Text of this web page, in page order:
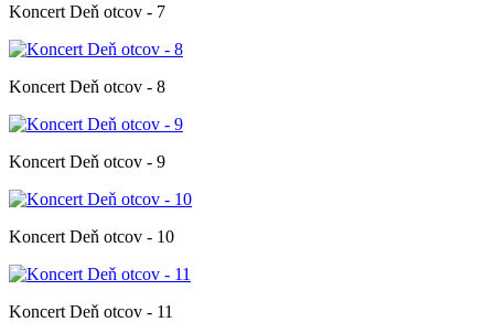
Koncert Deň otcov - 7
Koncert Deň otcov - 8
Koncert Deň otcov - 9
Koncert Deň otcov - 10
Koncert Deň otcov - 11